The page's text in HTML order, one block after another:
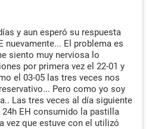
y aun esperó su respuesta
nuevamente... El problema es
siento muy nerviosa lo
por primera vez el 22-01 y
el 03-05 las tres veces nos
Pero como yo soy
Las tres veces al día siguiente
EH consumido la pastilla
vez que estuve con el utilizó